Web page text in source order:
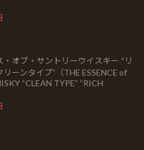
・オブ・サントリーウイスキー “リ
リーンタイプ”（THE ESSENCE of
“CLEAN TYPE” “RICH